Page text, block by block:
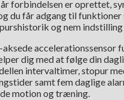
forbindelsen er oprettet,
du får adgang til funktioner
og nem indstilling
accelerationssensor
dig med at følge din
intervaltimer, stopur
samt fem daglige
motion og træning.